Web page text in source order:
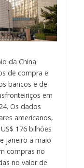
da China
de compra e
bancos e de
em
Os dados
americanos,
176 bilhões
janeiro a maio
compras no
no valor de